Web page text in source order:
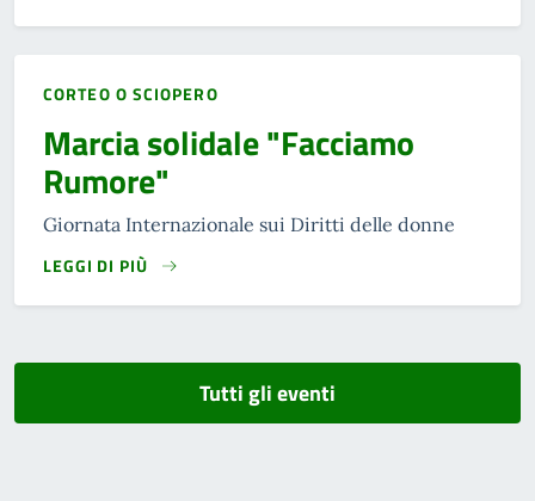
CORTEO O SCIOPERO
Marcia solidale "Facciamo
Rumore"
Giornata Internazionale sui Diritti delle donne
LEGGI DI PIÙ
Tutti gli eventi